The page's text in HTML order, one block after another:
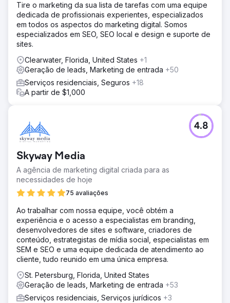
Tire o marketing da sua lista de tarefas com uma equipe
dedicada de profissionais experientes, especializados
em todos os aspectos do marketing digital. Somos
especializados em SEO, SEO local e design e suporte de
sites.
Clearwater, Florida, United States +1
Geração de leads, Marketing de entrada +50
Serviços residenciais, Seguros +18
A partir de $1,000
Skyway Media
A agência de marketing digital criada para as
necessidades de hoje
75 avaliações
4.8
Ao trabalhar com nossa equipe, você obtém a
experiência e o acesso a especialistas em branding,
desenvolvedores de sites e software, criadores de
conteúdo, estrategistas de mídia social, especialistas em
SEM e SEO e uma equipe dedicada de atendimento ao
cliente, tudo reunido em uma única empresa.
St. Petersburg, Florida, United States
Geração de leads, Marketing de entrada +53
Serviços residenciais, Serviços jurídicos +3